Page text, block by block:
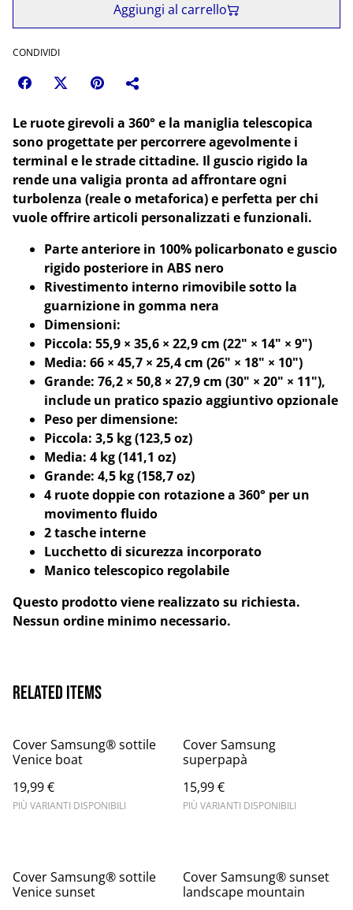
Aggiungi al carrello
CONDIVIDI
Le ruote girevoli a 360° e la maniglia telescopica
sono progettate per percorrere agevolmente i
terminal e le strade cittadine. Il guscio rigido la
rende una valigia pronta ad affrontare ogni
turbolenza (reale o metaforica) e perfetta per chi
vuole offrire articoli personalizzati e funzionali.
Parte anteriore in 100% policarbonato e guscio
rigido posteriore in ABS nero
Rivestimento interno rimovibile sotto la
guarnizione in gomma nera
Dimensioni:
Piccola: 55,9 × 35,6 × 22,9 cm (22" × 14" × 9")
Media: 66 × 45,7 × 25,4 cm (26" × 18" × 10")
Grande: 76,2 × 50,8 × 27,9 cm (30" × 20" × 11"),
include un pratico spazio aggiuntivo opzionale
Peso per dimensione:
Piccola: 3,5 kg (123,5 oz)
Media: 4 kg (141,1 oz)
Grande: 4,5 kg (158,7 oz)
4 ruote doppie con rotazione a 360° per un
movimento fluido
2 tasche interne
Lucchetto di sicurezza incorporato
Manico telescopico regolabile
Questo prodotto viene realizzato su richiesta.
Nessun ordine minimo necessario.
Related items
Cover Samsung® sottile
Venice boat
19,99 €
PIÙ VARIANTI DISPONIBILI
Cover Samsung
superpapà
15,99 €
PIÙ VARIANTI DISPONIBILI
Cover Samsung® sottile
Venice sunset
Cover Samsung® sunset
landscape mountain